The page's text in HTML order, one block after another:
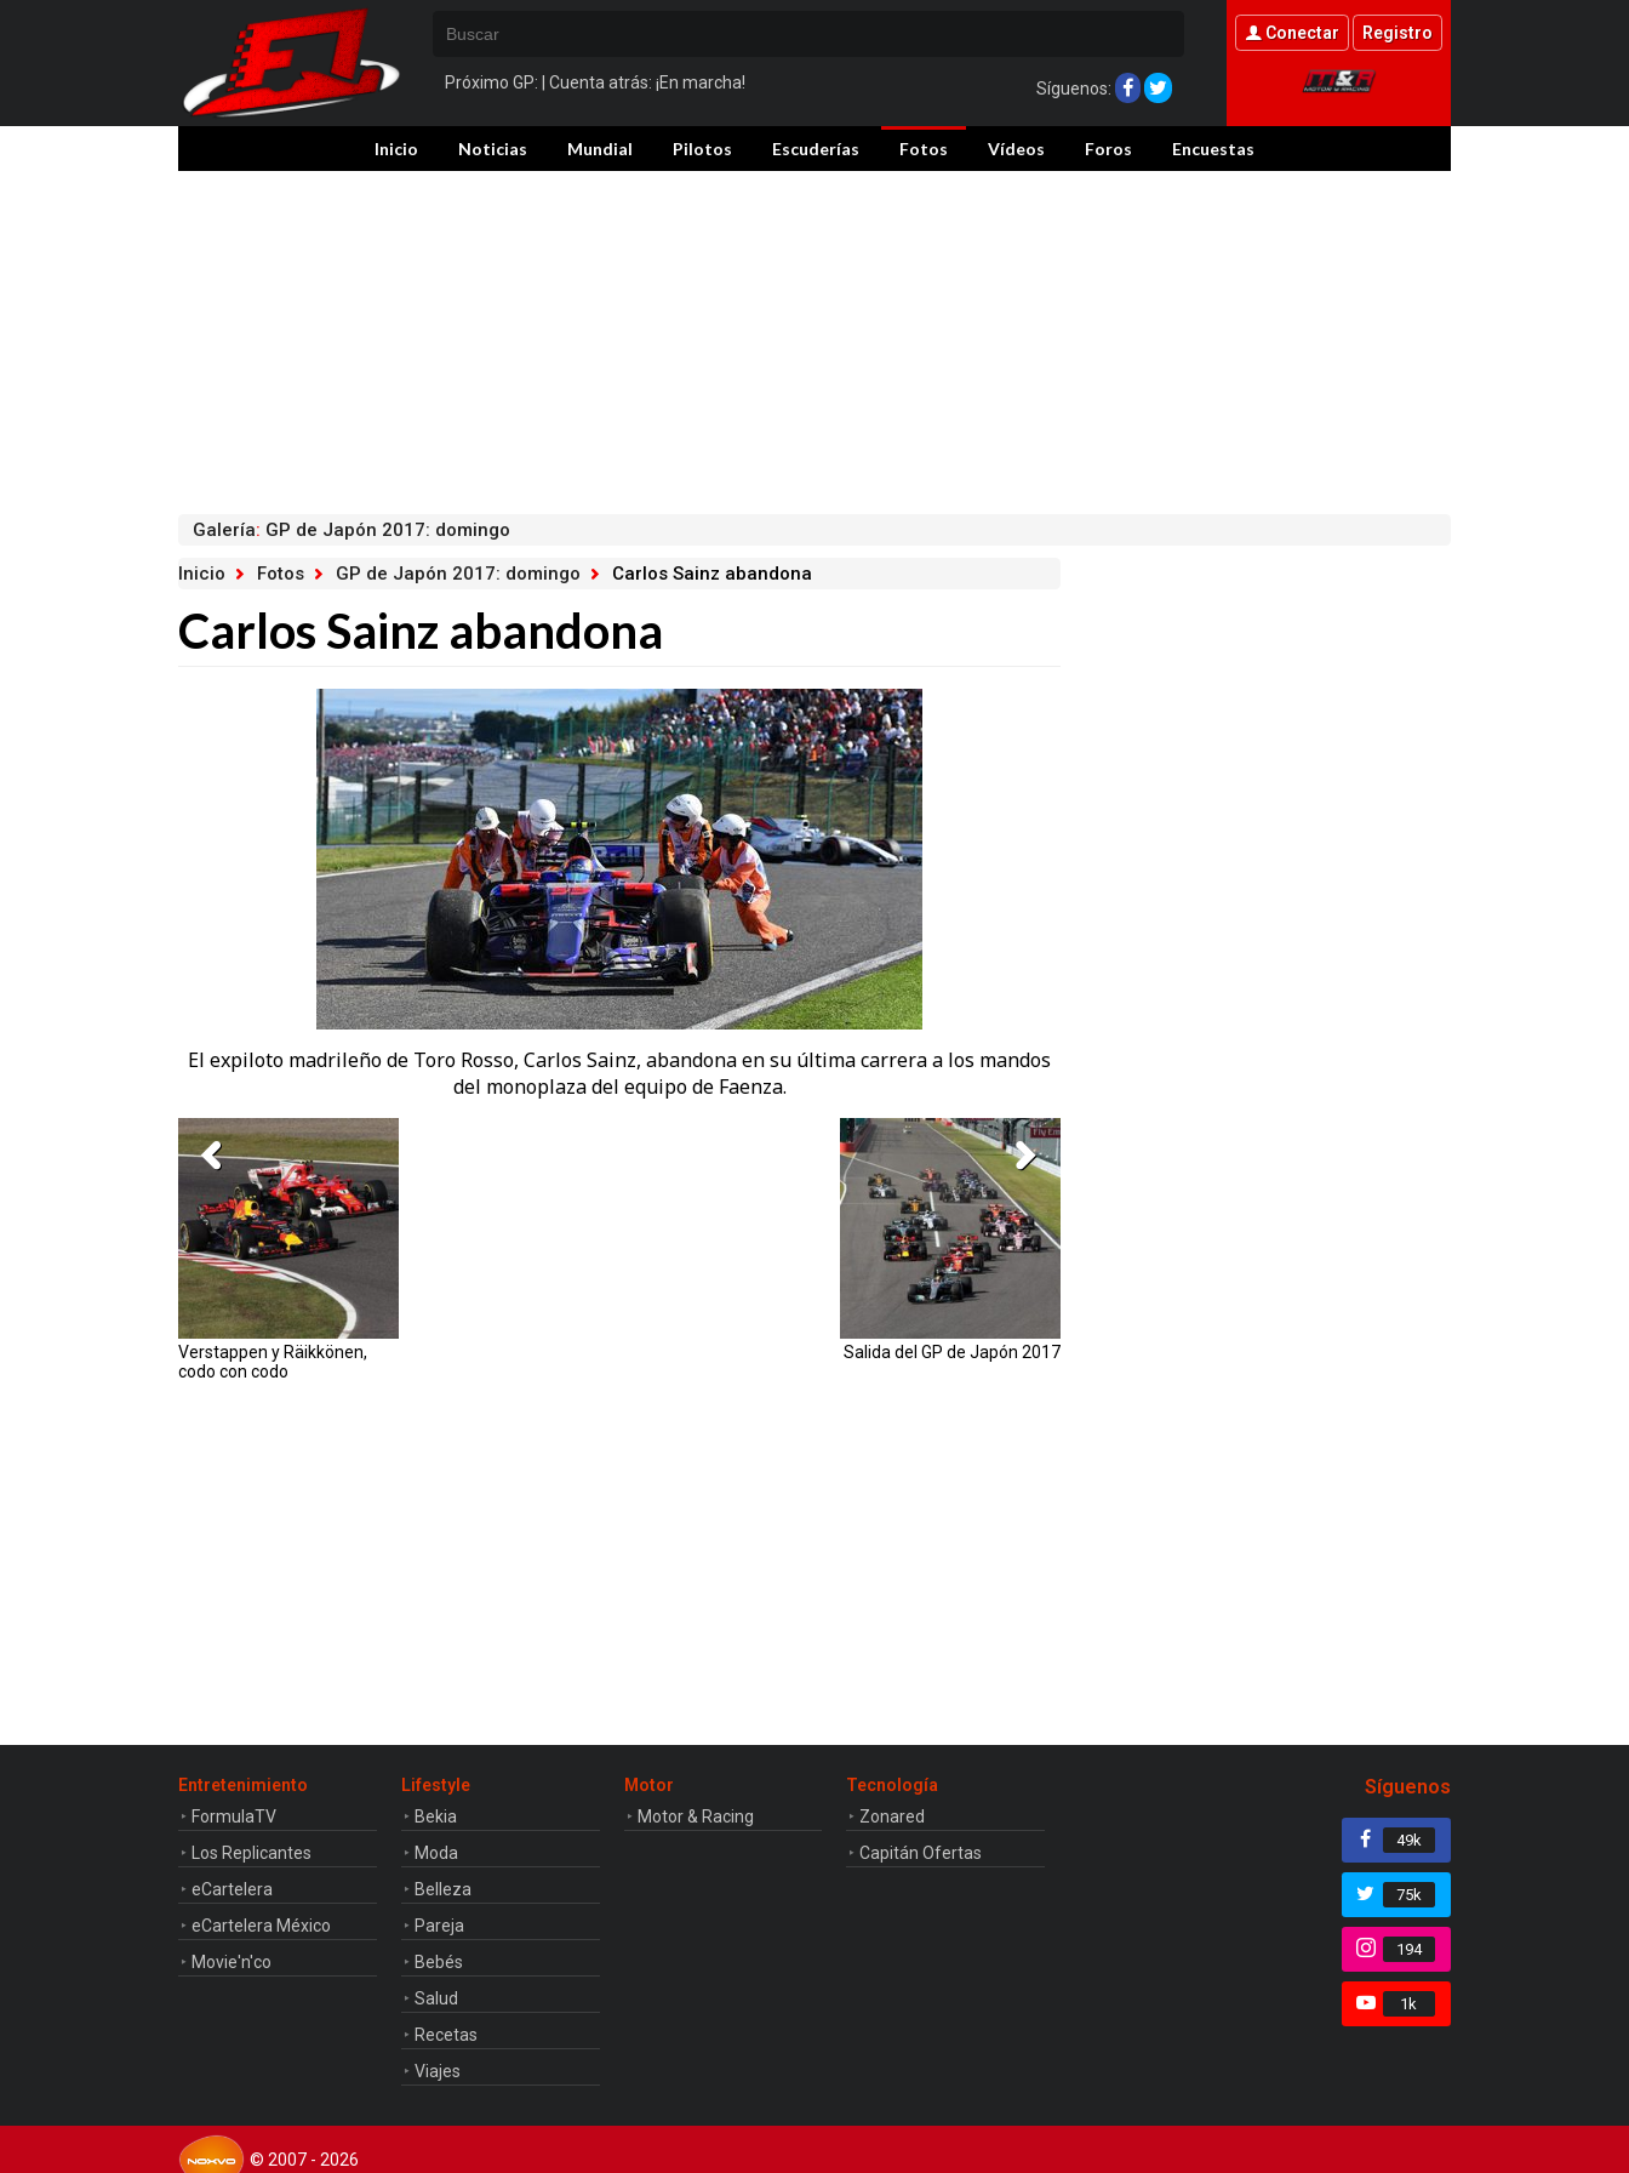
Próximo GP: | Cuenta atrás: ¡En marcha! Síguenos:
Conectar Registro
Inicio Noticias Mundial Pilotos Escuderías Fotos Vídeos Foros Encuestas
Galería: GP de Japón 2017: domingo
Inicio
Fotos GP de Japón 2017: domingo Carlos Sainz abandona
Carlos Sainz abandona
El expiloto madrileño de Toro Rosso, Carlos Sainz, abandona en su última carrera a los mandos
del monoplaza del equipo de Faenza.
Verstappen y Räikkönen,
codo con codo
Salida del GP de Japón 2017
Entretenimiento
FormulaTV
Los Replicantes
eCartelera
eCartelera México
Movie'n'co
Lifestyle
Bekia
Moda
Belleza
Pareja
Bebés
Salud
Recetas
Viajes
Motor
Motor & Racing
Tecnología
Zonared
Capitán Ofertas
Síguenos
49k
75k
194
1k
© 2007 - 2026